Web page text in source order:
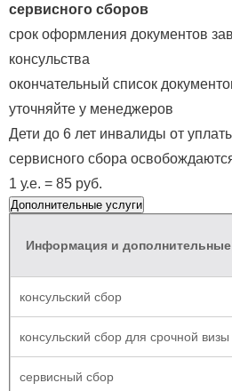
сервисного сборов
срок оформления документов
консульства
окончательный список
уточняйте у менеджеров
Дети до 6 лет инвалиды от
сервисного сбора
1 у.е. = 85 руб.
Дополнительные услуги
Информация и дополнительные
консульский сбор
консульский сбор для срочной визы
сервисный сбор